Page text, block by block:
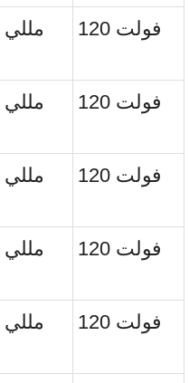
120 فولت
120 فولت
120 فولت
120 فولت
120 فولت